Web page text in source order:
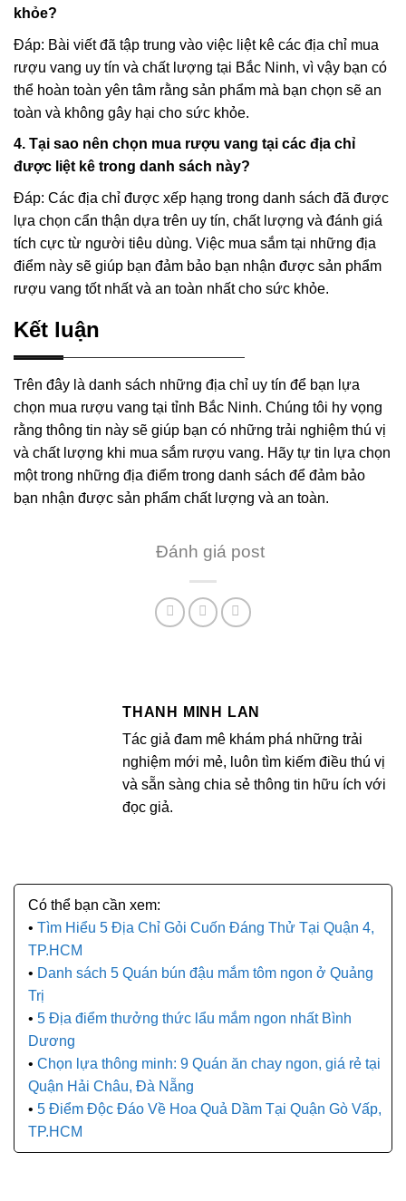
khỏe?
Đáp: Bài viết đã tập trung vào việc liệt kê các địa chỉ mua
rượu vang uy tín và chất lượng tại Bắc Ninh, vì vậy bạn có
thể hoàn toàn yên tâm rằng sản phẩm mà bạn chọn sẽ an
toàn và không gây hại cho sức khỏe.
4. Tại sao nên chọn mua rượu vang tại các địa chỉ
được liệt kê trong danh sách này?
Đáp: Các địa chỉ được xếp hạng trong danh sách đã được
lựa chọn cẩn thận dựa trên uy tín, chất lượng và đánh giá
tích cực từ người tiêu dùng. Việc mua sắm tại những địa
điểm này sẽ giúp bạn đảm bảo bạn nhận được sản phẩm
rượu vang tốt nhất và an toàn nhất cho sức khỏe.
Kết luận
Trên đây là danh sách những địa chỉ uy tín để bạn lựa
chọn mua rượu vang tại tỉnh Bắc Ninh. Chúng tôi hy vọng
rằng thông tin này sẽ giúp bạn có những trải nghiệm thú vị
và chất lượng khi mua sắm rượu vang. Hãy tự tin lựa chọn
một trong những địa điểm trong danh sách để đảm bảo
bạn nhận được sản phẩm chất lượng và an toàn.
Đánh giá post
THANH MINH LAN
Tác giả đam mê khám phá những trải
nghiệm mới mẻ, luôn tìm kiếm điều thú vị
và sẵn sàng chia sẻ thông tin hữu ích với
đọc giả.
Tìm Hiểu 5 Địa Chỉ Gỏi Cuốn Đáng Thử Tại Quận 4,
TP.HCM
Danh sách 5 Quán bún đậu mắm tôm ngon ở Quảng
Trị
5 Địa điểm thưởng thức lẩu mắm ngon nhất Bình
Dương
Chọn lựa thông minh: 9 Quán ăn chay ngon, giá rẻ tại
Quận Hải Châu, Đà Nẵng
5 Điểm Độc Đáo Về Hoa Quả Dầm Tại Quận Gò Vấp,
TP.HCM